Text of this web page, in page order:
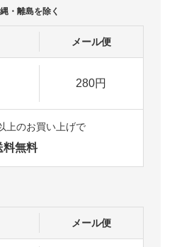
・離島を除く
メール便
280円
上のお買い上げで
料無料
メール便